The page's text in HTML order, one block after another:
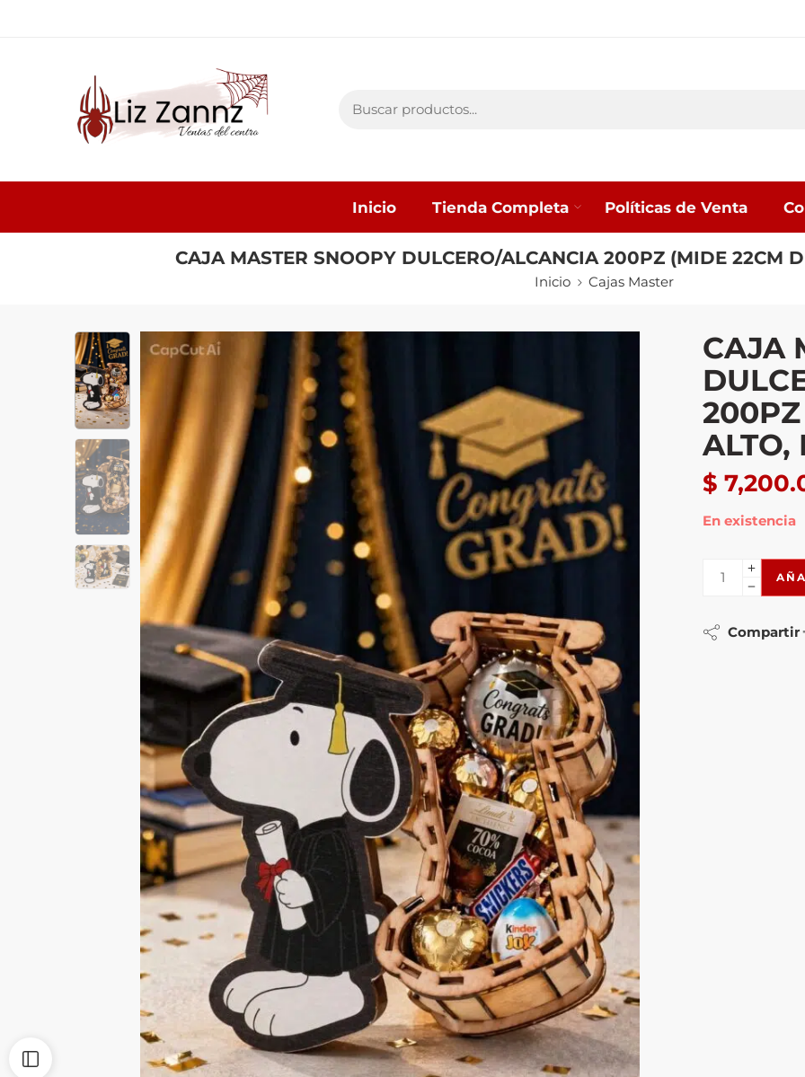
Inicio Tienda Completa Políticas de Venta
CAJA MASTER SNOOPY DULCERO/ALCANCIA 200PZ (MIDE 22CM
Inicio Cajas Master
CAJA
ALTO,
$
En existencia
Compartir